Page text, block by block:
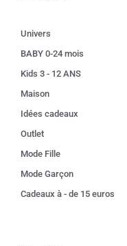
Univers
BABY 0-24 mois
Kids 3 - 12 ANS
Maison
Idées cadeaux
Outlet
Mode Fille
Mode Garçon
Cadeaux à - de 15 euros